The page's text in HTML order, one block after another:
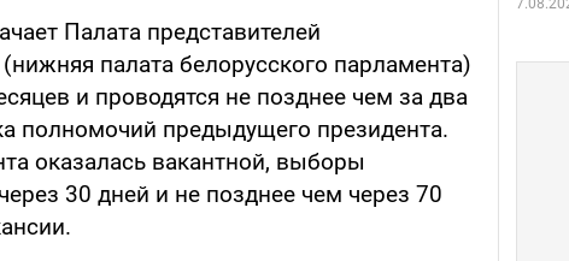
Палата представителей
палата белорусского парламента)
и проводятся не позднее чем за два
полномочий предыдущего президента.
оказалась вакантной, выборы
30 дней и не позднее чем через 70